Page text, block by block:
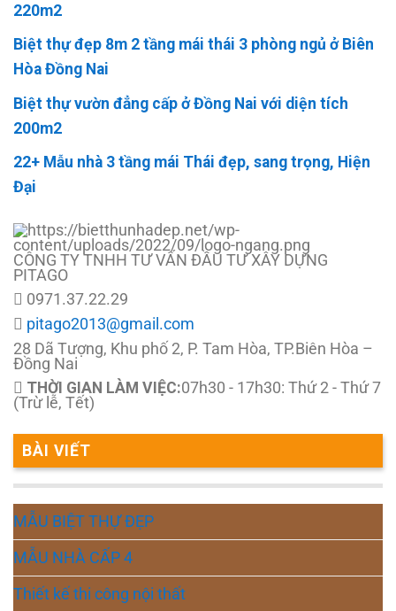
220m2
Biệt thự đẹp 8m 2 tầng mái thái 3 phòng ngủ ở Biên
Hòa Đồng Nai
Biệt thự vườn đẳng cấp ở Đồng Nai với diện tích
200m2
22+ Mẫu nhà 3 tầng mái Thái đẹp, sang trọng, Hiện
Đại
CÔNG TY TNHH TƯ VẤN ĐẦU TƯ XÂY DỰNG
PITAGO
0971.37.22.29
pitago2013@gmail.com
28 Dã Tượng, Khu phố 2, P. Tam Hòa, TP.Biên Hòa –
Đồng Nai
THỜI GIAN LÀM VIỆC:07h30 - 17h30: Thứ 2 - Thứ 7
(Trừ lễ, Tết)
BÀI VIẾT
MẪU BIỆT THỰ ĐẸP
MẪU NHÀ CẤP 4
Thiết kế thi công nội thất